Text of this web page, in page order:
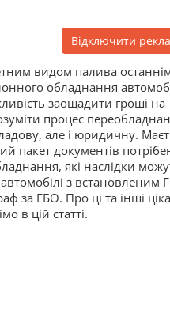
Відключити
видом палива
обладнання
заощадити гроші на
процес
але і юридичну.
пакет документів
які наслідки
з встановленим
за ГБО. Про ці та інші
в цій статті.